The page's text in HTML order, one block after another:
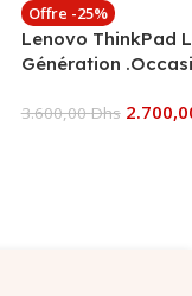
Offre -25%
Lenovo ThinkPad
Génération
3.600,00Dhs